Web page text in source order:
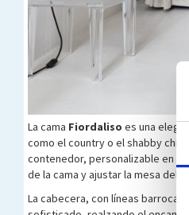
La cama Fiordaliso es una
como el country o el shabby
contenedor, personalizable en
de la cama y ajustar la mesa del
La cabecera, con líneas barrocas